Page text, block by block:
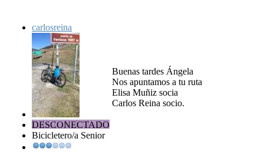
carlosreina
DESCONECTADO
Bicicletero/a Senior
Buenas tardes Ángela
Nos apuntamos a tu ruta
Elisa Muñiz socia
Carlos Reina socio.